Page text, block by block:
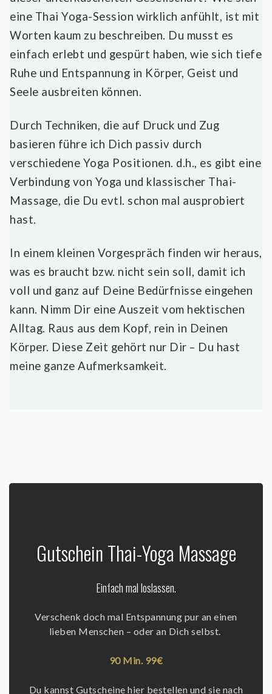
eine Thai Yoga-Session wirklich anfühlt, ist mit
Worten kaum zu beschreiben. Du musst es
einfach erlebt und gespürt haben, wie sich tiefe
Ruhe und Entspannung in Körper, Geist und
Seele ausbreiten können.
Durch Techniken, die auf Druck und Zug
basieren führe ich Dich passiv durch
verschiedene Yoga Positionen. d.h., es gibt eine
Verbindung von Yoga und klassischer Thai-
Massage, die Du evtl. schon mal ausprobiert
hast.
In einem kleinen Vorgespräch finden wir heraus,
was es braucht bzw. nicht sein soll, damit ich
voll und ganz auf Deine Bedürfnisse eingehen
kann. Nimm Dir eine Auszeit vom hektischen
Alltag. Raus aus dem Kopf, rein in Deinen
Körper. Diese Zeit gehört nur Dir – Du hast
meine ganze Aufmerksamkeit.
Gutschein Thai-Yoga Massage
Einfach mal loslassen.
Verschenk doch mal Entspannung pur an einen
lieben Menschen – oder an Dich selbst.
90 Min. 99€
Du kannst Gutscheine hier bestellen und sie nach